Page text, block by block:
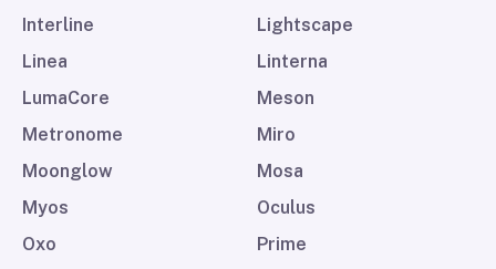
Interline
Lightscape
Linea
Linterna
LumaCore
Meson
Metronome
Miro
Moonglow
Mosa
Myos
Oculus
Oxo
Prime